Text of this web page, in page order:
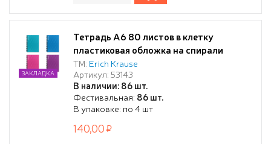
Тетрадь А6 80 листов в клетку
пластиковая обложка на спирали
ErichKrause Vivid, MIX-PACK
ТМ: Erich Krause
Артикул: 53143
В наличии: 86 шт.
Фестивальная: 86 шт.
В упаковке: по 4 шт
ЗАКЛАДКА
140,00